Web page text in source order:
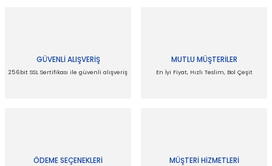
Ürün resmi kalitesiz, bozuk veya görüntülenemiyor.
GÜVENLİ ALIŞVERİŞ
256bit SSL Sertifikası ile güvenli alışveriş
MUTLU MÜŞTERİLER
En İyi Fiyat, Hızlı Teslim, Bol Çeşit
ÖDEME SEÇENEKLERİ MÜŞTERİ HİZMETLERİ